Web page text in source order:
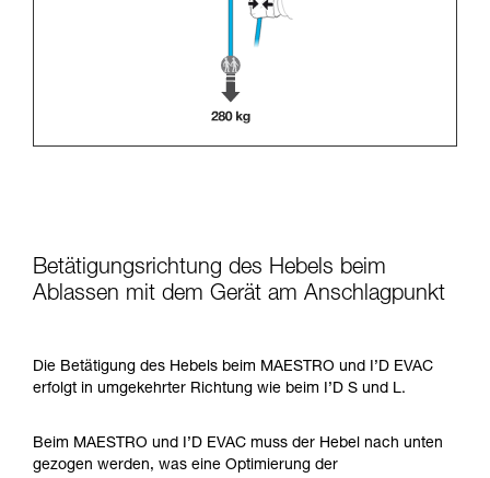
Betätigungsrichtung des Hebels beim
Ablassen mit dem Gerät am Anschlagpunkt
Die Betätigung des Hebels beim MAESTRO und I’D EVAC
erfolgt in umgekehrter Richtung wie beim I’D S und L.
Beim MAESTRO und I’D EVAC muss der Hebel nach unten
gezogen werden, was eine Optimierung der